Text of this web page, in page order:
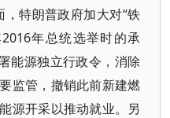
特朗普政府加大对“铁
年总统选举时的承
能源独立行政令，消除
监管，撤销此前新建燃
源开采以推动就业。另